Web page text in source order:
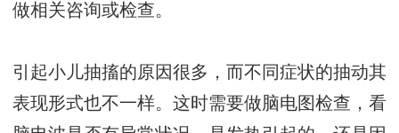
做相关咨询或检查。
引起小儿抽搐的原因很多，而不同症状的抽动其
表现形式也不一样。这时需要做脑电图检查，看